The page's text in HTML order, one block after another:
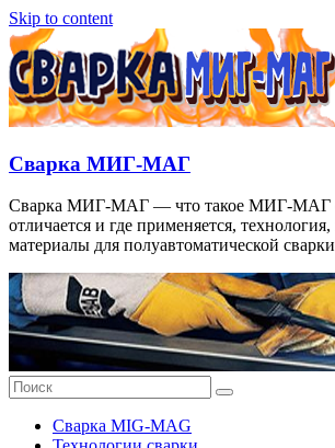
Skip to content
Сварка МИГ-МАГ
Сварка МИГ-МАГ — что такое МИГ-МАГ
отличается и где применяется,
материалы для полуавтоматической сварки
Сварка MIG-MAG